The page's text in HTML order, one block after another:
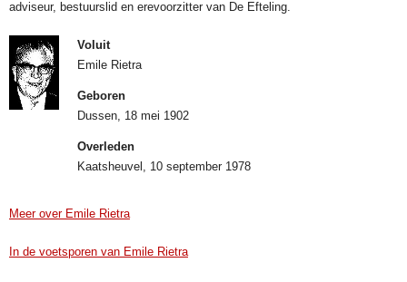
adviseur, bestuurslid en erevoorzitter van De Efteling.
Voluit
Emile Rietra
Geboren
Dussen, 18 mei 1902
Overleden
Kaatsheuvel, 10 september 1978
Meer over Emile Rietra
In de voetsporen van Emile Rietra